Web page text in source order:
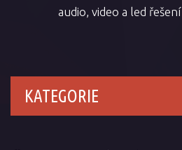
audio, video a led řešení
KATEGORIE